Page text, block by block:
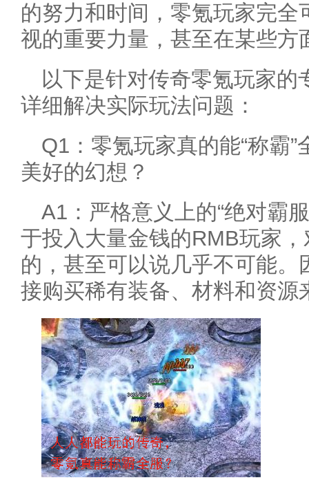
的努力和时间，零氪玩家完
视的重要力量，甚至在某些方
以下是针对传奇零氪玩家的
详细解决实际玩法问题：
Q1：零氪玩家真的能“称霸
美好的幻想？
A1：严格意义上的“绝对霸
于投入大量金钱的RMB玩家
的，甚至可以说几乎不可能
接购买稀有装备、材料和资源